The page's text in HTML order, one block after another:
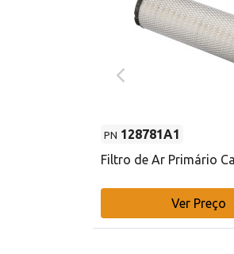
PN 128781A1
Filtro de Ar Primário
Ver Preço